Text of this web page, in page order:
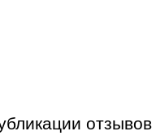
отзывов